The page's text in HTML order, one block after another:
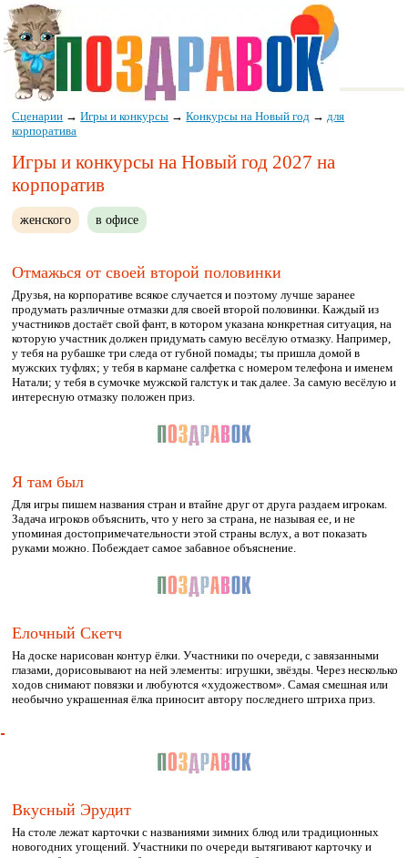
Сценарии →Игры и конкурсы →Конкурсы на Новый год → для
корпоратива
Игры и конкурсы на Новый год 2027 на
корпоратив
женского в офисе
Отмажься от своей второй половинки
Друзья, на корпоративе всякое случается и поэтому лучше заранее
продумать различные отмазки для своей второй половинки. Каждый из
участников достаёт свой фант, в котором указана конкретная ситуация, на
которую участник должен придумать самую весёлую отмазку. Например,
у тебя на рубашке три следа от губной помады; ты пришла домой в
мужских туфлях; у тебя в кармане салфетка с номером телефона и именем
Натали; у тебя в сумочке мужской галстук и так далее. За самую весёлую и
интересную отмазку положен приз.
Я там был
Для игры пишем названия стран и втайне друг от друга раздаем игрокам.
Задача игроков объяснить, что у него за страна, не называя ее, и не
упоминая достопримечательности этой страны вслух, а вот показать
руками можно. Побеждает самое забавное объяснение.
Елочный Скетч
На доске нарисован контур ёлки. Участники по очереди, с завязанными
глазами, дорисовывают на ней элементы: игрушки, звёзды. Через несколько
ходов снимают повязки и любуются «художеством». Самая смешная или
необычно украшенная ёлка приносит автору последнего штриха приз.
Вкусный Эрудит
На столе лежат карточки с названиями зимних блюд или традиционных
новогодних угощений. Участники по очереди вытягивают карточку и